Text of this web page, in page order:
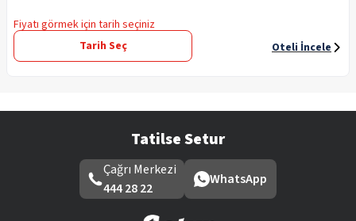
Fiyatı görmek için tarih seçiniz
Tarih Seç
Oteli İncele
Tatilse Setur
Çağrı Merkezi
444 28 22
WhatsApp